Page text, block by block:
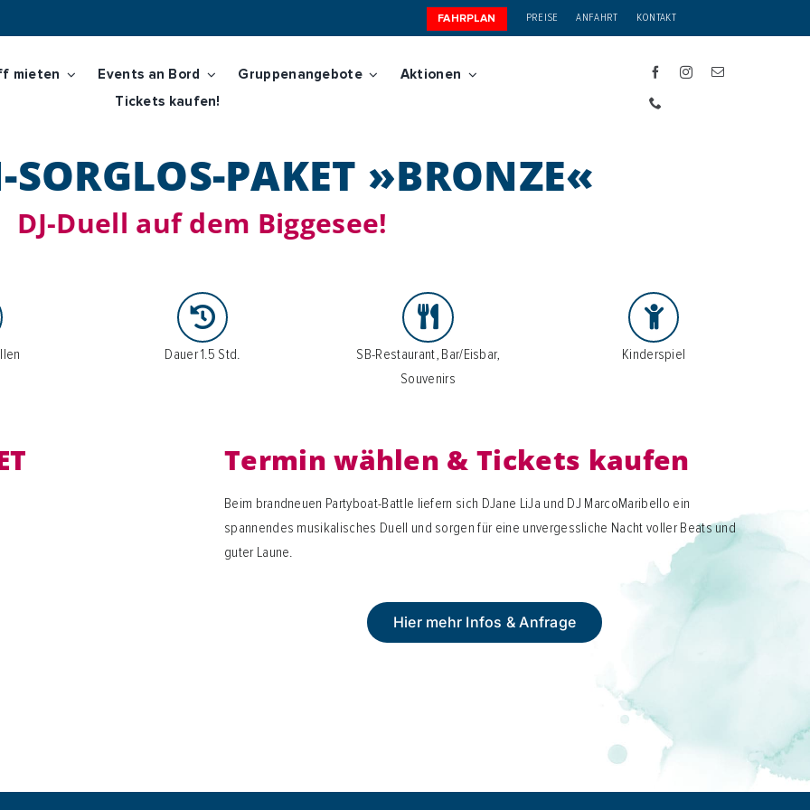
FAHRPLAN PREISE ANFAHRT KONTAKT
mieten Events an Bord Gruppenangebote
Aktionen
Tickets kaufen!
PAKET »BRONZE«
DJ-Duell auf dem Biggesee!
Dauer 1.5 Std.
SB-Restaurant, Bar/Eisbar,
Souvenirs
Kinderspiel
Termin wählen & Tickets kaufen
Beim brandneuen Partyboat-Battle liefern sich DJane LiJa und DJ MarcoMaribello ein
spannendes musikalisches Duell und sorgen für eine unvergessliche Nacht voller Beats und
guter Laune.
Hier mehr Infos & Anfrage